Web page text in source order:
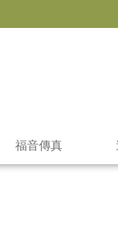
福音傳真